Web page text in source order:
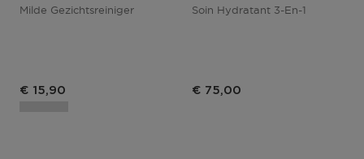
Milde Gezichtsreiniger
€ 15,90
Soin Hydratant 3-En-1
€ 75,00